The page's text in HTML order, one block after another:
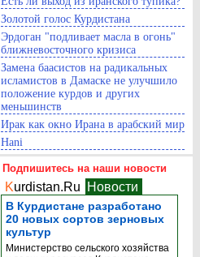
Золотой голос Курдистана
Эрдоган "подливает масла в огонь"
ближневосточного кризиса
Замена баасистов на радикальных
исламистов в Дамаске не улучшило
положение курдов и других
меньшинств
Ирак как окно Ирана в арабский мир
Hani
Подпишитесь на наши новости
Kurdistan.Ru Новости
В Курдистане разработано
20 новых сортов зерновых
культур
Министерство сельского хозяйства